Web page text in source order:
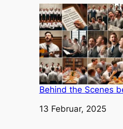
Behind the Scenes
Datum
13 Februar, 2025